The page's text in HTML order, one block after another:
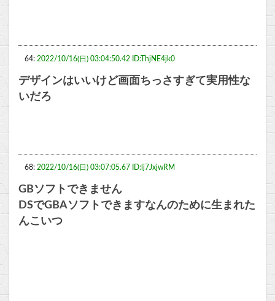
64: 2022/10/16(日) 03:04:50.42 ID:ThjNE4jk0
デザインはいいけど画面ちっさすぎて実用性な
いだろ
68: 2022/10/16(日) 03:07:05.67 ID:lj7JxjwRM
GBソフトできません
DSでGBAソフトできますなんのために生まれた
んこいつ